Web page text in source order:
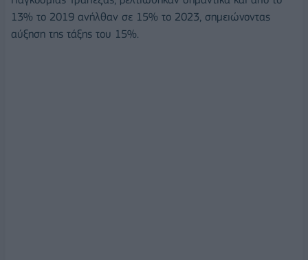
13% το 2019 ανήλθαν σε 15% το 2023, σημειώνοντας
αύξηση της τάξης του 15%.